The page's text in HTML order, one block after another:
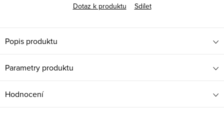
Dotaz k produktu
Sdílet
Popis produktu
Parametry produktu
Hodnocení